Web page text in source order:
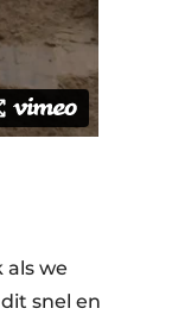
we
snel en